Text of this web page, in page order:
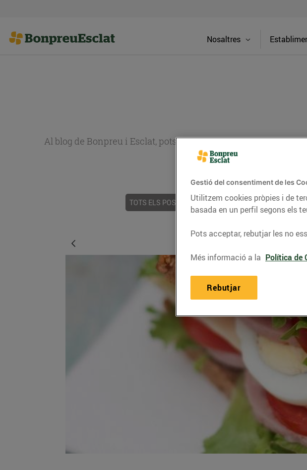
Nosaltres
Al blog de Bonpreu i Esclat, pots trobar receptes, consells
TOTS ELS POSTS ACTUALITAT CONSELLS I
Gestió del consentiment de les
Utilitzem cookies pròpies i de
basada en un perfil segons els
Pots acceptar, rebutjar les no
Més informació a la Política de
Rebutjar